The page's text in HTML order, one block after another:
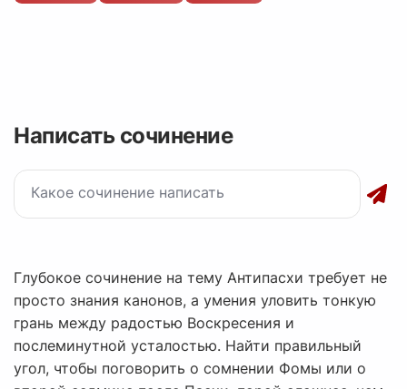
Написать сочинение
Глубокое сочинение на тему Антипасхи требует не
просто знания канонов, а умения уловить тонкую
грань между радостью Воскресения и
послеминутной усталостью. Найти правильный
угол, чтобы поговорить о сомнении Фомы или о